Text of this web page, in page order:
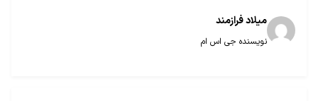
میلاد فراز‌مند
نویسنده جی اس ام